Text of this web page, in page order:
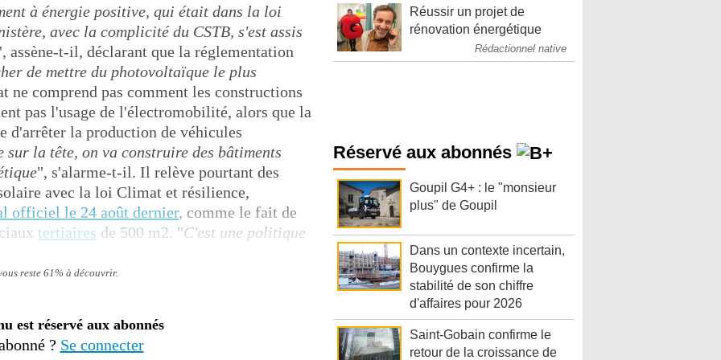
à énergie positive, qui était dans la loi
avec la complicité du CSTB, s'est assis
assène-t-il, déclarant que la réglementation
de mettre du photovoltaïque le plus
ne comprend pas comment les constructions
pas l'usage de l'électromobilité, alors que la
d'arrêter la production de véhicules
sur la tête, on va construire des bâtiments
", s'alarme-t-il. Il relève pourtant des
avec la loi Climat et résilience,
officiel le 24 août dernier, comme le fait de
tertiaires de 500 m2. "C'est une politique
reste 61% à découvrir.
est réservé aux abonnés
? Se connecter
Réussir un projet de
rénovation énergétique
Rédactionnel native
Réservé aux abonnés
Goupil G4+ : le "monsieur
plus" de Goupil
Dans un contexte incertain,
Bouygues confirme la
stabilité de son chiffre
d'affaires pour 2026
Saint-Gobain confirme le
retour de la croissance de